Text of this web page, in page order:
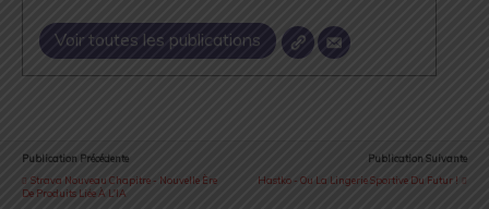
Voir toutes les publications
Publication Précédente
Strava Nouveau Chapitre - Nouvelle Ère
De Produits Liée À L'IA
Publication Suivante
Hastko - Ou La Lingerie Sportive Du Futur !